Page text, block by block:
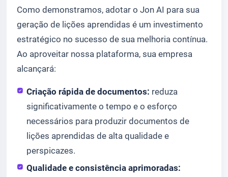
Como demonstramos, adotar o Jon AI para sua
geração de lições aprendidas é um investimento
estratégico no sucesso de sua melhoria contínua.
Ao aproveitar nossa plataforma, sua empresa
alcançará:
Criação rápida de documentos: reduza
significativamente o tempo e o esforço
necessários para produzir documentos de
lições aprendidas de alta qualidade e
perspicazes.
Qualidade e consistência aprimoradas: